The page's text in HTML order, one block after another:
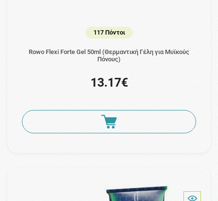
117 Πόντοι
Rowo Flexi Forte Gel 50ml (Θερμαντική Γέλη για Μυϊκούς
Πόνους)
13.17€